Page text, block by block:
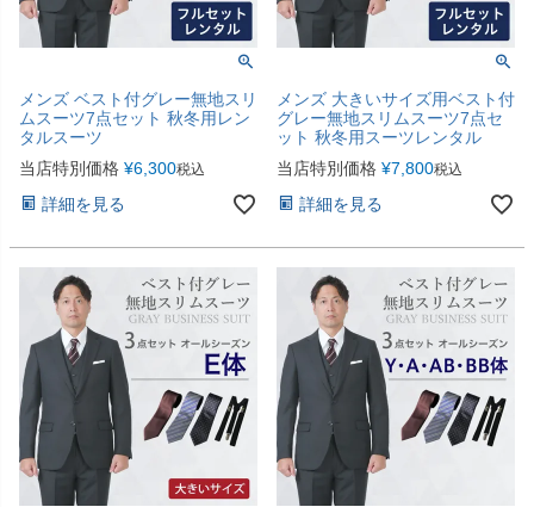
メンズ ベスト付グレー無地スリ
ムスーツ7点セット 秋冬用レン
タルスーツ
当店特別価格 ¥6,300税込
詳細を見る
メンズ 大きいサイズ用ベスト付
グレー無地スリムスーツ7点セ
ット 秋冬用スーツレンタル
当店特別価格 ¥7,800税込
詳細を見る